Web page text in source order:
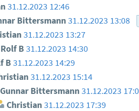
31.12.2023 12:46
Bittersmann31.12.2023 13:08
31.12.2023 13:27
Rolf B31.12.2023 14:30
B31.12.2023 14:29
31.12.2023 15:14
Bittersmann 31.12.2023
Christian31.12.2023 17:39